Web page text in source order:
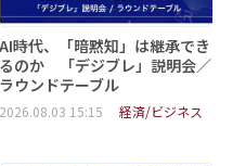
AI時代、「暗黙知」は継承でき
るのか 「デジブレ」説明会／
ラウンドテーブル
2026.08.03 15:15 経済/ビジネス